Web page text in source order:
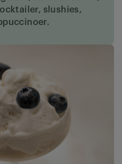
slushies,